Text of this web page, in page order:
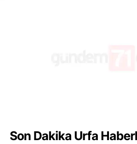
Son Dakika Urfa